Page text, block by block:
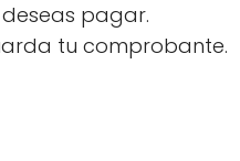
pagar.
tu comprobante.